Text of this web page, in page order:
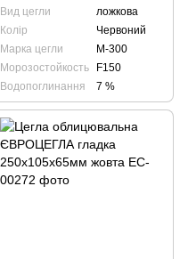
Вид цегли
ложкова
Колір
Червоний
Марка цегли
М-300
Морозостойкость
F150
Водопоглинання
7 %